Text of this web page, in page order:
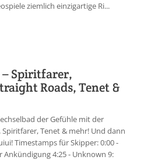
ziemlich einzigartige Ri...
– Spiritfarer,
Roads, Tenet &
der Gefühle mit der
Tenet & mehr! Und dann
Timestamps für Skipper: 0:00 -
4:25 - Unknown 9: